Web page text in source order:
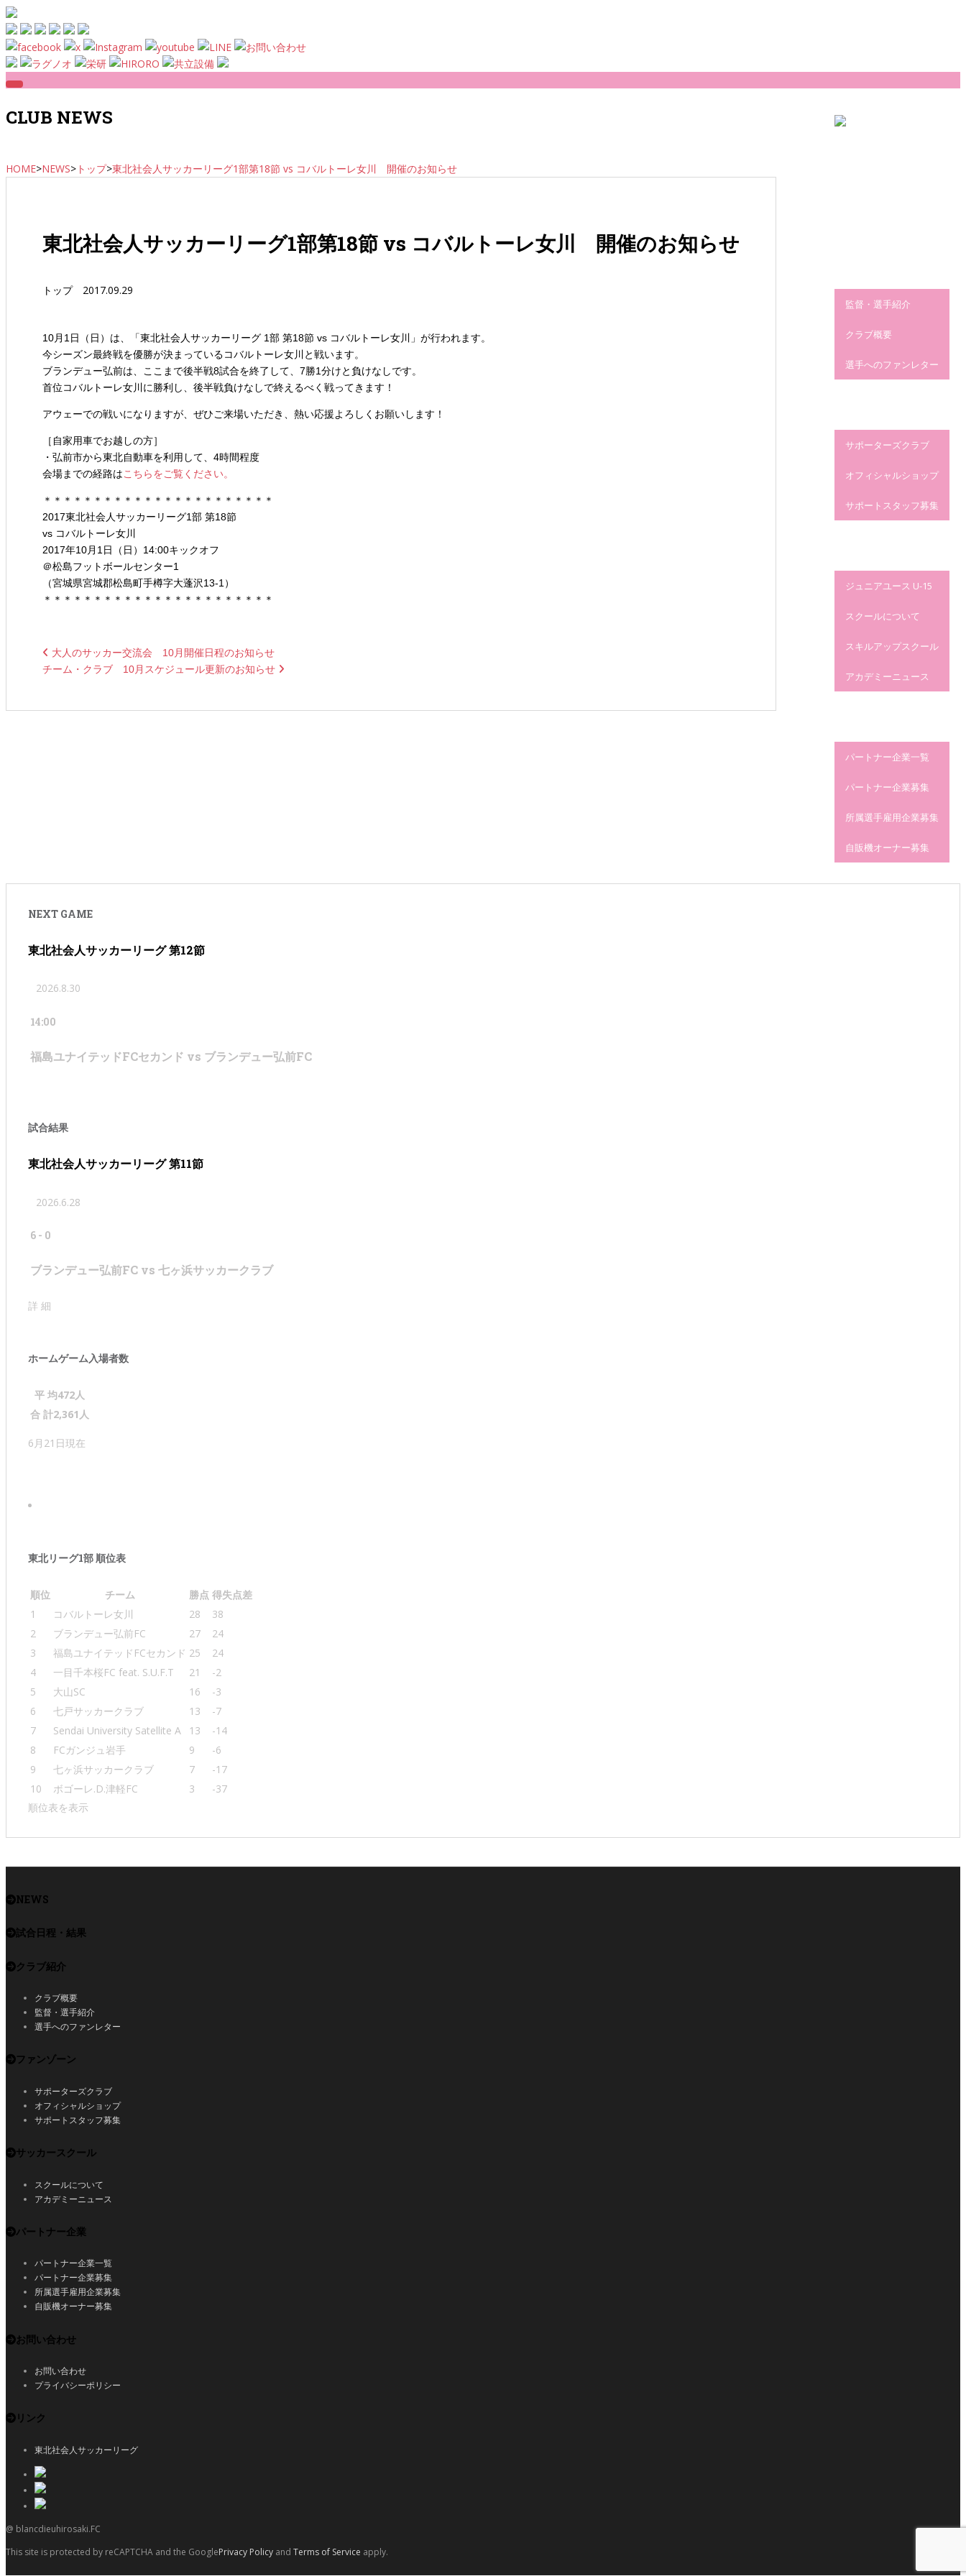
Skip to main content
監督・選手紹介
クラブ概要
選手へのファンレター
サポーターズクラブ
オフィシャルショップ
サポートスタッフ募集
ジュニアユース U-15
スクールについて
スキルアップスクール
アカデミーニュース
パートナー企業一覧
パートナー企業募集
所属選手雇用企業募集
自販機オーナー募集
CLUB NEWS
HOME>NEWS> トップ>東北社会人サッカーリーグ1部第18節 vs コバルトーレ女川 開催のお知らせ
東北社会人サッカーリーグ1部第18節 vs コバルトーレ女川 開催のお知らせ
トップ 2017.09.29
10月1日（日）は、「東北社会人サッカーリーグ 1部 第18節 vs コバルトーレ女川」が行われます。
今シーズン最終戦を優勝が決まっているコバルトーレ女川と戦います。
ブランデュー弘前は、ここまで後半戦8試合を終了して、7勝1分けと負けなしです。
首位コバルトーレ女川に勝利し、後半戦負けなしで終えるべく戦ってきます！
アウェーでの戦いになりますが、ぜひご来場いただき、熱い応援よろしくお願いします！
［自家用車でお越しの方］
・弘前市から東北自動車を利用して、4時間程度
会場までの経路はこちらをご覧ください。
＊＊＊＊＊＊＊＊＊＊＊＊＊＊＊＊＊＊＊＊＊＊＊
2017東北社会人サッカーリーグ1部 第18節
vs コバルトーレ女川
2017年10月1日（日）14:00キックオフ
＠松島フットボールセンター1
（宮城県宮城郡松島町手樽字大蓬沢13-1）
＊＊＊＊＊＊＊＊＊＊＊＊＊＊＊＊＊＊＊＊＊＊＊
大人のサッカー交流会 10月開催日程のお知らせ
チーム・クラブ 10月スケジュール更新のお知らせ
NEXT GAME
東北社会人サッカーリーグ 第12節
2026.8.30
14:00
福島ユナイテッドFCセカンド vs ブランデュー弘前FC
試合結果
東北社会人サッカーリーグ 第11節
2026.6.28
6 - 0
ブランデュー弘前FC vs 七ヶ浜サッカークラブ
詳 細
ホームゲーム入場者数
平 均472人
合 計2,361 人
6月21日現在
東北リーグ1部 順位表
順位 チーム 勝点 得失点差
1
コバルトーレ女川 28
38
2
ブランデュー弘前FC 27
24
3
福島ユナイテッドFCセカンド 25
24
4
一目千本桜FC feat. S.U.F.T 21
-2
5
大山SC 16
-3
6
七戸サッカークラブ 13
-7
7
Sendai University Satellite A 13
-14
8
FCガンジュ岩手 9
-6
9
七ヶ浜サッカークラブ 7
-17
10
ボゴーレ.D.津軽FC 3
-37
順位表を表示
NEWS
試合日程・結果
クラブ紹介
クラブ概要
監督・選手紹介
選手へのファンレター
ファンゾーン
サポーターズクラブ
オフィシャルショップ
サポートスタッフ募集
サッカースクール
スクールについて
アカデミーニュース
パートナー企業
パートナー企業一覧
パートナー企業募集
所属選手雇用企業募集
自販機オーナー募集
お問い合わせ
お問い合わせ
プライバシーポリシー
リンク
東北社会人サッカーリーグ
@ blancdieuhirosaki.FC
This site is protected by reCAPTCHA and the GooglePrivacy Policy and Terms of Service apply.